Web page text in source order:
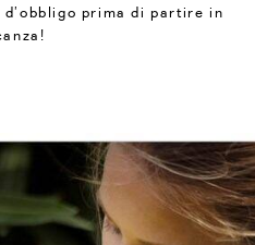
prima di partire in